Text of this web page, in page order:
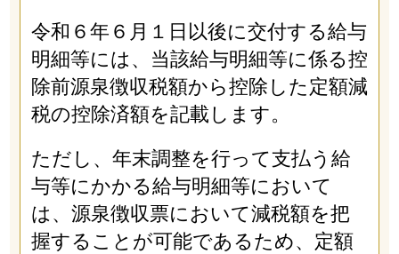
令和６年６月１日以後に交付する給与
明細等には、当該給与明細等に係る控
除前源泉徴収税額から控除した定額減
税の控除済額を記載します。
ただし、年末調整を行って支払う給
与等にかかる給与明細等において
は、源泉徴収票において減税額を把
握することが可能であるため、定額